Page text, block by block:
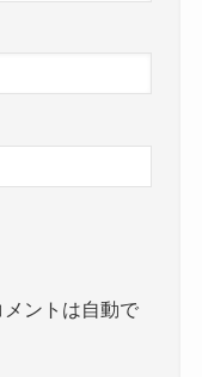
ントは自動で